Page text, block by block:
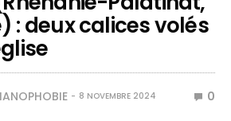
: deux calices volés
8 NOVEMBRE 2024 0